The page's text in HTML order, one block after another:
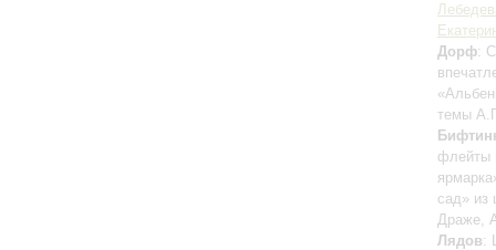
Дорф:
темы
флейты
сад» из
Драже,
Лядов: